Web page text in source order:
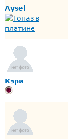
Aysel
Кэри